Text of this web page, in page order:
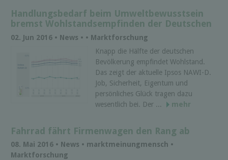
Handlungsbedarf beim Umweltbewusstsein
bremst Wohlstandsempfinden der Deutschen
02. Jun 2016 • News • • Marktforschung
Knapp die Hälfte der deutschen
Bevölkerung empfindet Wohlstand.
Das zeigt der aktuelle Ipsos NAWI-D.
Job, Sicherheit, Eigentum und
persönliches Glück tragen dazu
wesentlich bei. Der ...
mehr
Fahrrad fährt Firmenwagen den Rang ab
08. Mai 2016 • News • marktmeinungmensch •
Marktforschung